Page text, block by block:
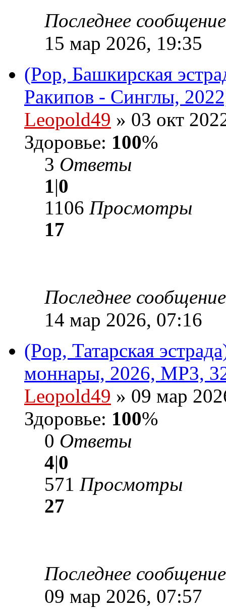
Последнее
15 мар 2026, 19:35
(Pop, Башкирская
Ракипов - Синглы,
Leopold49 » 03 окт
Здоровье: 100%
3 Ответы
1|0
1106 Просмотры
17
Последнее
14 мар 2026, 07:16
(Pop, Татарская
моннары, 2026, MP3,
Leopold49 » 09 мар
Здоровье: 100%
0 Ответы
4|0
571 Просмотры
27
Последнее
09 мар 2026, 07:57